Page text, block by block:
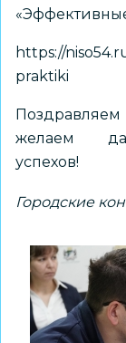
https://
praktiki
желаем
успехов!
Городские